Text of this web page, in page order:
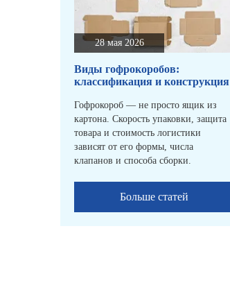
28 мая 2026
Виды гофрокоробов:
классификация и конструкция
Гофрокороб — не просто ящик из
картона. Скорость упаковки, защита
товара и стоимость логистики
зависят от его формы, числа
клапанов и способа сборки.
Больше статей